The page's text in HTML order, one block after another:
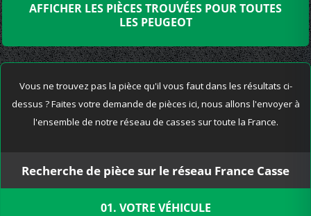
AFFICHER LES PIÈCES TROUVÉES POUR TOUTES
LES PEUGEOT
Vous ne trouvez pas la pièce qu'il vous faut dans les résultats ci-
dessus ? Faites votre demande de pièces ici, nous allons l'envoyer à
l'ensemble de notre réseau de casses sur toute la France.
Recherche de pièce sur le réseau France Casse
01. VOTRE VÉHICULE